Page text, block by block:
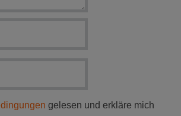
gelesen und erkläre mich